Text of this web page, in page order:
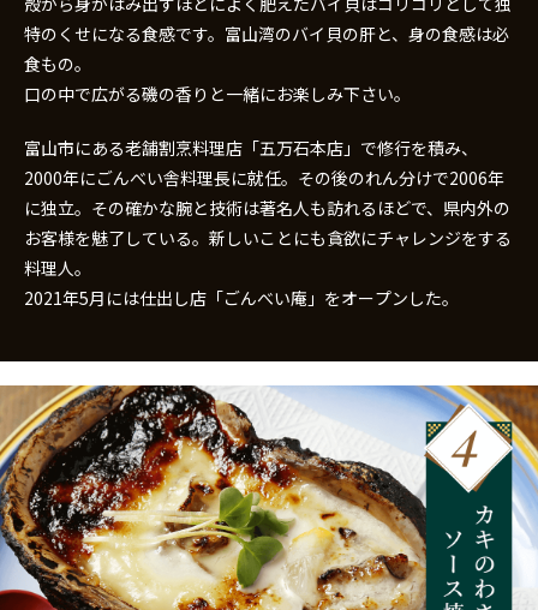
特のくせになる食感です。富山湾のバイ貝の肝と、身の食感は必
食もの。
口の中で広がる磯の香りと一緒にお楽しみ下さい。
富山市にある老舗割烹料理店「五万石本店」で修行を積み、
2000年にごんべい舎料理長に就任。その後のれん分けで2006年
に独立。その確かな腕と技術は著名人も訪れるほどで、県内外の
お客様を魅了している。新しいことにも貪欲にチャレンジをする
料理人。
2021年5月には仕出し店「ごんべい庵」をオープンした。